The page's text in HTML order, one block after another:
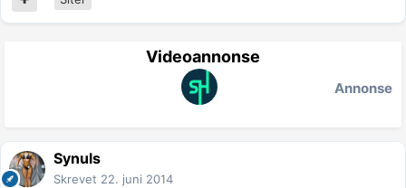
Videoannonse
Annonse
Synuls
Skrevet 22. juni 2014